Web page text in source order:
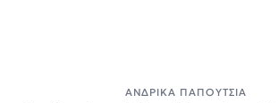
ΑΝΔΡΙΚΆ ΠΑΠΟΎΤΣΙΑ